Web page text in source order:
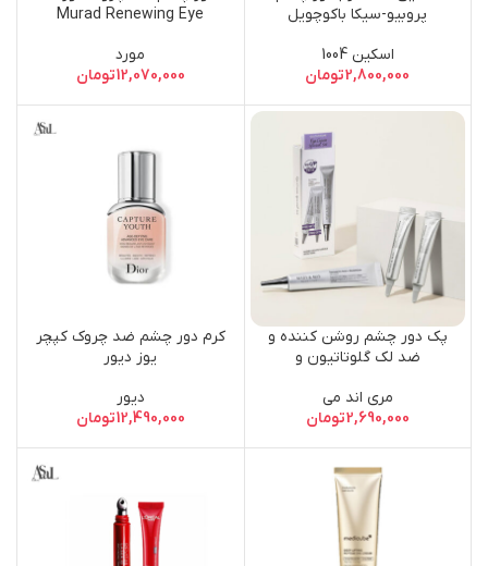
پروبیو-سیکا باکوچویل
اسکین 1004
2,800,000تومان
Murad Renewing Eye
مورد
12,070,000تومان
پک دور چشم روشن کننده و
ضد لک گلوتاتیون و
Mary&May Glutathione Eye
Cream Special Set
مری اند می
2,690,000تومان
کرم دور چشم ضد چروک کپچر
یوز دیور
دیور
12,490,000تومان